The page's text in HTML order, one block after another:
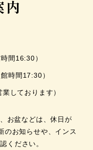
内
間16:30）
時間17:30）
しております）
お盆などは、休日が
のお知らせや、インス
ください。